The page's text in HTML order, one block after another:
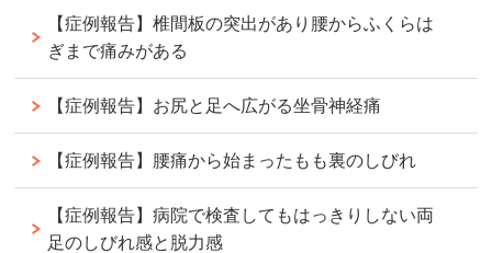
【症例報告】椎間板の突出があり腰からふくらは
ぎまで痛みがある
【症例報告】お尻と足へ広がる坐骨神経痛
【症例報告】腰痛から始まったもも裏のしびれ
【症例報告】病院で検査してもはっきりしない両
足のしびれ感と脱力感